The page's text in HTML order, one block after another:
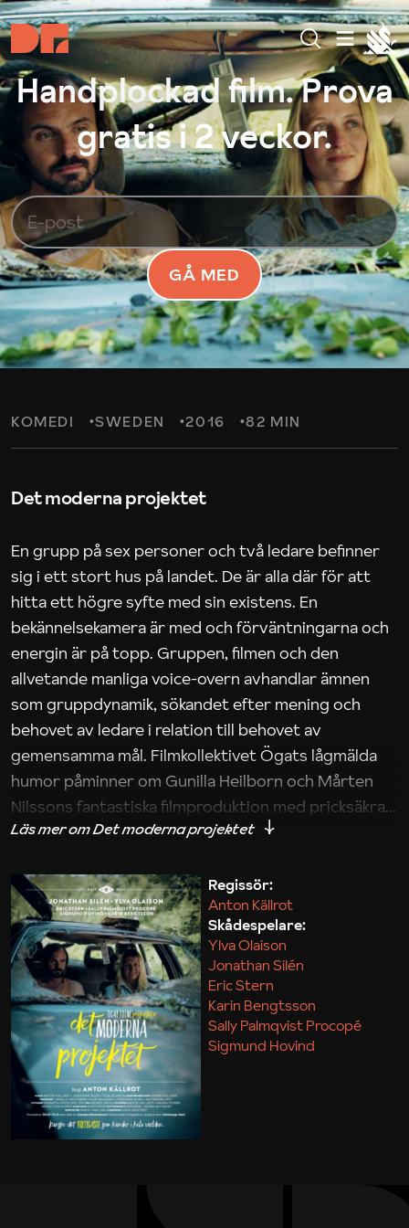
Handplockad film. Prova
gratis i 2 veckor.
GÅ MED
KOMEDI SWEDEN 2016 82 MIN
Det moderna projektet
En grupp på sex personer och två ledare befinner
sig i ett stort hus på landet. De är alla där för att
hitta ett högre syfte med sin existens. En
bekännelsekamera är med och förväntningarna och
energin är på topp. Gruppen, filmen och den
allvetande manliga voice-overn avhandlar ämnen
som gruppdynamik, sökandet efter mening och
behovet av ledare i relation till behovet av
gemensamma mål. Filmkollektivet Ögats lågmälda
humor påminner om Gunilla Heilborn och Mårten
Nilssons fantastiska filmproduktion med pricksäkra
iakttagelser om hur svårt det kan vara att omsätta
Maja Kekonius
Regissör:
Anton Källrot
Skådespelare:
Ylva Olaison
Jonathan Silén
Eric Stern
Karin Bengtsson
Sally Palmqvist Procopé
Sigmund Hovind